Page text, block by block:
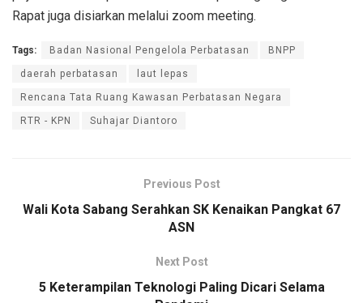
Rapat juga disiarkan melalui zoom meeting.
Tags: Badan Nasional Pengelola Perbatasan BNPP
daerah perbatasan laut lepas
Rencana Tata Ruang Kawasan Perbatasan Negara
RTR - KPN Suhajar Diantoro
Previous Post
Wali Kota Sabang Serahkan SK Kenaikan Pangkat 67
ASN
Next Post
5 Keterampilan Teknologi Paling Dicari Selama